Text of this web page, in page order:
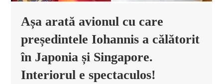
Așa arată avionul cu care
președintele Iohannis a călătorit
în Japonia și Singapore.
Interiorul e spectaculos!